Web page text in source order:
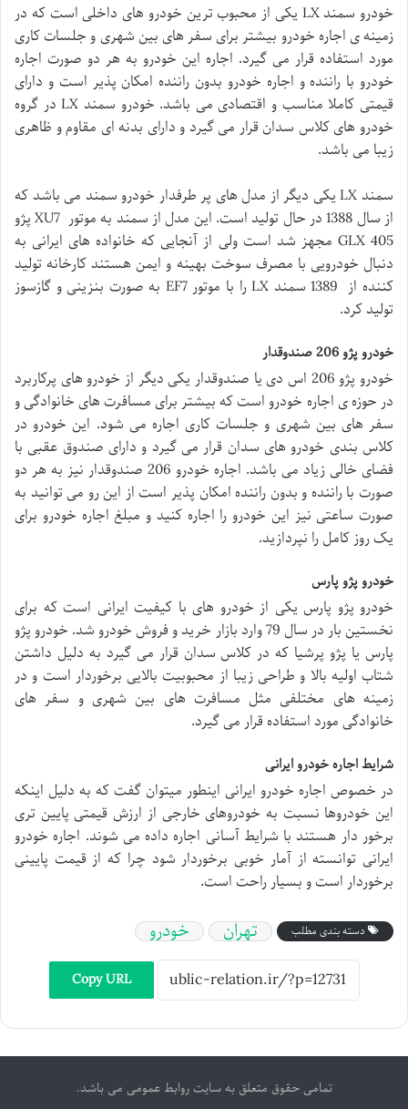
خودرو سمند LX یکی از محبوب ترین خودرو های داخلی است که در
زمینه ی اجاره خودرو بیشتر برای سفر های بین شهری و جلسات کاری
مورد استفاده قرار می گیرد. اجاره این خودرو به هر دو صورت اجاره
خودرو با راننده و اجاره خودرو بدون راننده امکان پذیر است و دارای
قیمتی کاملا مناسب و اقتصادی می باشد. خودرو سمند LX در گروه
خودرو های کلاس سدان قرار می گیرد و دارای بدنه ای مقاوم و ظاهری
زیبا می باشد.
سمند LX یکی دیگر از مدل های پر طرفدار خودرو سمند می باشد که
از سال 1388 در حال تولید است. این مدل از سمند به موتور XU7 پژو
405 GLX مجهز شد است ولی از آنجایی که خانواده های ایرانی به
دنبال خودرویی با مصرف سوخت بهینه و ایمن هستند کارخانه تولید
کننده از 1389 سمند LX را با موتور EF7 به صورت بنزینی و گازسوز
تولید کرد.
خودرو پژو 206 صندوقدار
خودرو پژو 206 اس دی یا صندوقدار یکی دیگر از خودرو های پرکاربرد
در حوزه ی اجاره خودرو است که بیشتر برای مسافرت های خانوادگی و
سفر های بین شهری و جلسات کاری اجاره می شود. این خودرو در
کلاس بندی خودرو های سدان قرار می گیرد و دارای صندوق عقبی با
فضای خالی زیاد می باشد. اجاره خودرو 206 صندوقدار نیز به هر دو
صورت با راننده و بدون راننده امکان پذیر است از این رو می توانید به
صورت ساعتی نیز این خودرو را اجاره کنید و مبلغ اجاره خودرو برای
یک روز کامل را نپردازید.
خودرو پژو پارس
خودرو پژو پارس یکی از خودرو های با کیفیت ایرانی است که برای
نخستین بار در سال 79 وارد بازار خرید و فروش خودرو شد. خودرو پژو
پارس یا پژو پرشیا که در کلاس سدان قرار می گیرد به دلیل داشتن
شتاب اولیه بالا و طراحی زیبا از محبوبیت بالایی برخوردار است و در
زمینه های مختلفی مثل مسافرت های بین شهری و سفر های
خانوادگی مورد استفاده قرار می گیرد.
شرایط اجاره خودرو ایرانی
در خصوص اجاره خودرو ایرانی اینطور میتوان گفت که به دلیل اینکه
این خودروها نسبت به خودروهای خارجی از ارزش قیمتی پایین تری
برخور دار هستند با شرایط آسانی اجاره داده می شوند. اجاره خودرو
ایرانی توانسته از آمار خوبی برخوردار شود چرا که از قیمت پایینی
برخوردار است و بسیار راحت است.
دسته بندی مطلب تهران خودرو
Copy URL
تمامی حقوق متعلق به سایت روابط عمومی می باشد.